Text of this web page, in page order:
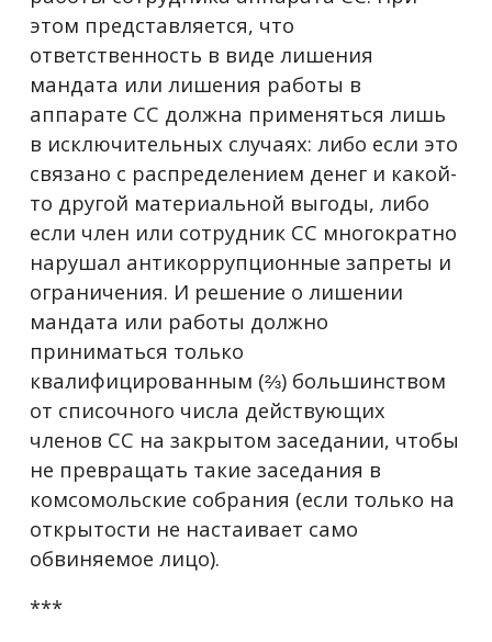
этом представляется, что
ответственность в виде лишения
мандата или лишения работы в
аппарате СС должна применяться лишь
в исключительных случаях: либо если это
связано с распределением денег и какой-
то другой материальной выгоды, либо
если член или сотрудник СС многократно
нарушал антикоррупционные запреты и
ограничения. И решение о лишении
мандата или работы должно
приниматься только
квалифицированным (⅔) большинством
от списочного числа действующих
членов СС на закрытом заседании, чтобы
не превращать такие заседания в
комсомольские собрания (если только на
открытости не настаивает само
обвиняемое лицо).
***